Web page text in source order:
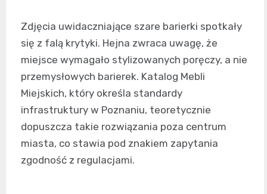
Zdjęcia uwidaczniające szare barierki spotkały
się z falą krytyki. Hejna zwraca uwagę, że
miejsce wymagało stylizowanych poręczy, a nie
przemysłowych barierek. Katalog Mebli
Miejskich, który określa standardy
infrastruktury w Poznaniu, teoretycznie
dopuszcza takie rozwiązania poza centrum
miasta, co stawia pod znakiem zapytania
zgodność z regulacjami.